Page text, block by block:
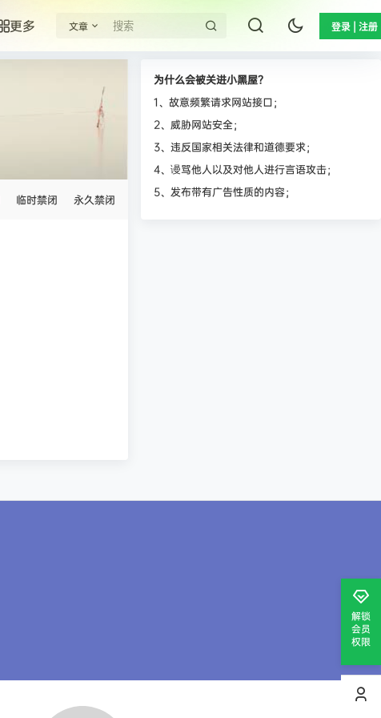
更多 文章 登录 | 注册
临时禁闭 永久禁闭
为什么会被关进小黑屋？
1、故意频繁请求网站接口；
2、威胁网站安全；
3、违反国家相关法律和道德要求；
4、谩骂他人以及对他人进行言语攻击；
5、发布带有广告性质的内容；
解锁
会员
权限